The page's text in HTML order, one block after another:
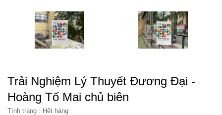
Trải Nghiệm Lý Thuyết Đương Đại -
Hoàng Tố Mai chủ biên
Tình trạng : Hết hàng